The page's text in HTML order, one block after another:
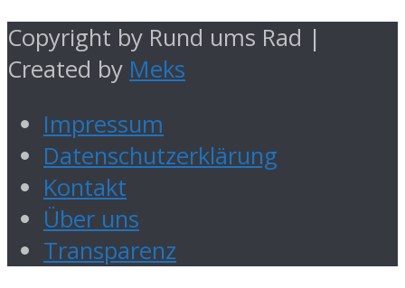
Copyright by Rund ums Rad |
Created by Meks
Impressum
Datenschutzerklärung
Kontakt
Über uns
Transparenz